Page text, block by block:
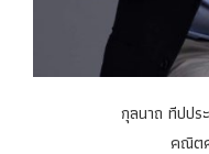
กุลนาถ ทีปป
คณิต